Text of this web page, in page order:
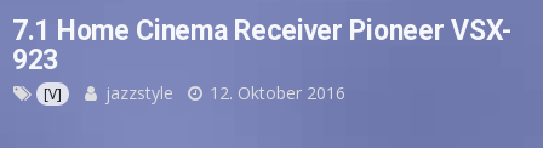
7.1 Home Cinema Receiver Pioneer VSX-
923
[V] jazzstyle 12. Oktober 2016